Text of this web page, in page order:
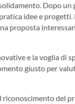
Dopo
idee e
proposta
e la voglia
giusto per
riconoscimento del